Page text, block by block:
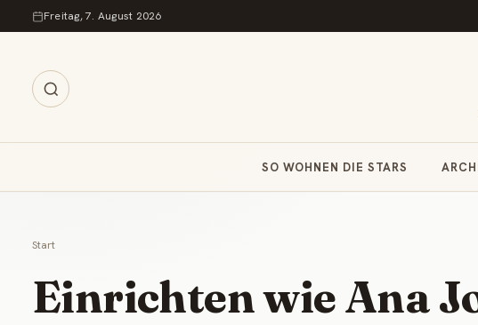
Zum Inhalt springen
Freitag, 7. August 2026
SO WOHNEN DIE STARS
Start
Einrichten wie Ana